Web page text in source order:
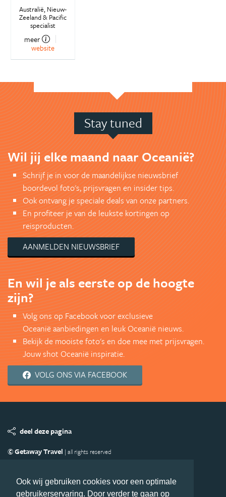
Ook wij gebruiken cookies voor een optimale
gebruikerservaring. Door verder te gaan op
Australië, Nieuw-
Zeeland & Pacific
specialist
meer
website
Stay tuned
Wil jij elke maand naar Oceanië?
Schrijf je in voor de maandelijkse nieuwsbrief
boordevol foto's, prijsvragen en insider tips.
Ook ontvang je speciale deals van onze partners.
En profiteer je van de leukste kortingen op
reisproducten.
AANMELDEN NIEUWSBRIEF
En wil je als eerste op de hoogte
zijn?
Volg ons op Facebook voor exclusieve
Oceanië aanbiedingen en leuk Oceanië nieuws.
Bekijk de mooiste foto's en doe mee met prijsvragen.
Jouw shot Oceanië inspiratie.
VOLG ONS VIA FACEBOOK
deel deze pagina
© Getaway Travel | all rights reserved
Copyright
Privacy statement Disclaimer
Cookies